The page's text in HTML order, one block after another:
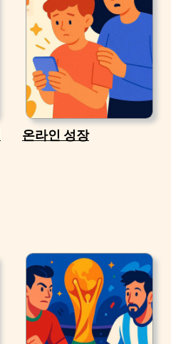
온라인 성장